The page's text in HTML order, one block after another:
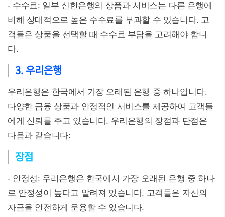
- 수수료: 일부 신한은행의 상품과 서비스는 다른 은행에
비해 상대적으로 높은 수수료를 부과할 수 있습니다. 고
객들은 상품을 선택할 때 수수료 부담을 고려해야 합니
다.
3. 우리은행
우리은행은 한국에서 가장 오래된 은행 중 하나입니다.
다양한 금융 상품과 안정적인 서비스를 제공하여 고객들
에게 신뢰를 주고 있습니다. 우리은행의 장점과 단점은
다음과 같습니다:
장점
- 안정성: 우리은행은 한국에서 가장 오래된 은행 중 하나
로 안정성이 높다고 알려져 있습니다. 고객들은 자신의
자금을 안전하게 운용할 수 있습니다.